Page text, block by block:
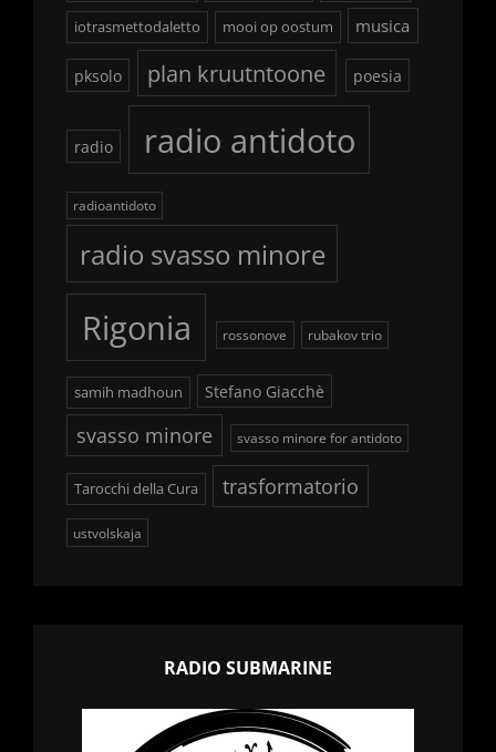
iotrasmettodaletto mooi op oostum musica
pksolo plan kruutntoone poesia
radio radio antidoto
radioantidoto
radio svasso minore
Rigonia rossonove rubakov trio
samih madhoun Stefano Giacchè
svasso minore svasso minore for antidoto
Tarocchi della Cura trasformatorio
ustvolskaja
RADIO SUBMARINE